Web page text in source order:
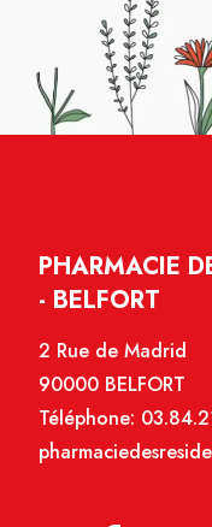
PHARMACIE
- BELFORT
2 Rue de Madrid
90000 BELFORT
Téléphone: